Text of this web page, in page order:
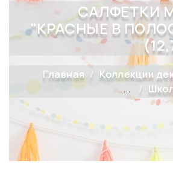
САЛФЕТКИ
"КРАСНЫЕ В
Главная
Коллекции
...